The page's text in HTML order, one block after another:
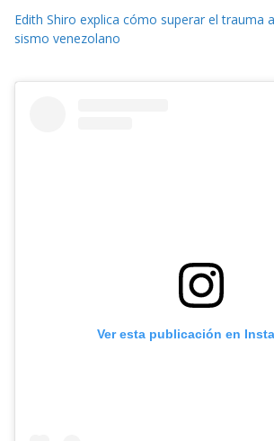
Edith Shiro explica cómo superar el trauma
sismo venezolano
Ver esta publicación en